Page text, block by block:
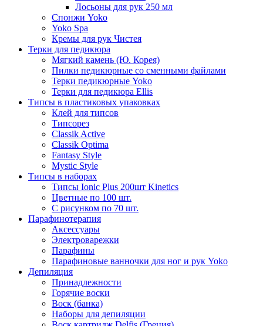
Лосьоны для рук 250 мл
Спонжи Yoko
Yoko Spa
Кремы для рук Чистея
Терки для педикюра
Мягкий камень (Ю. Корея)
Пилки педикюрные со сменными файлами
Терки педикюрные Yoko
Терки для педикюра Ellis
Типсы в пластиковых упаковках
Клей для типсов
Типсорез
Classik Active
Classik Optima
Fantasy Style
Mystic Style
Типсы в наборах
Типсы Ionic Plus 200шт Kinetics
Цветные по 100 шт.
С рисунком по 70 шт.
Парафинотерапия
Аксессуары
Электроварежки
Парафины
Парафиновые ванночки для ног и рук Yoko
Депиляция
Принадлежности
Горячие воски
Воск (банка)
Наборы для депиляции